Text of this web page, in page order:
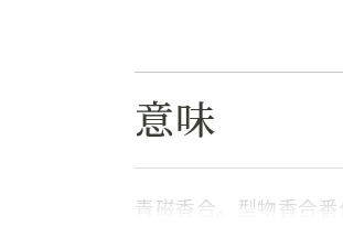
意味
青磁香合。型物香合